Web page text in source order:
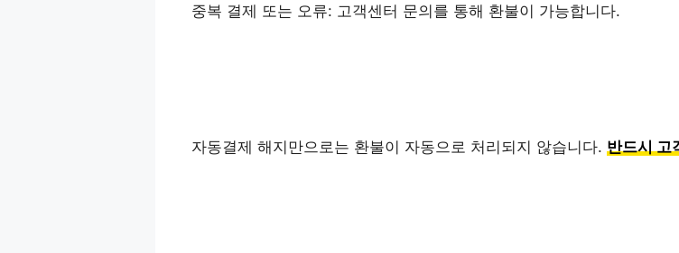
중복 결제 또는 오류: 고객센터 문의를 통해 환불이 가능합니다.
자동결제 해지만으로는 환불이 자동으로 처리되지 않습니다. 반드시 고